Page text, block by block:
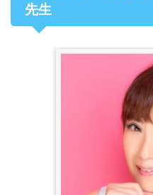
先生